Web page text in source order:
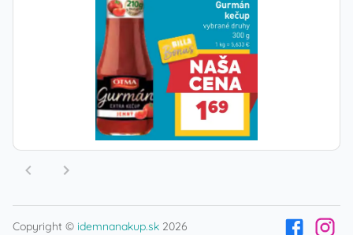
Copyright © idemnanakup.sk 2026